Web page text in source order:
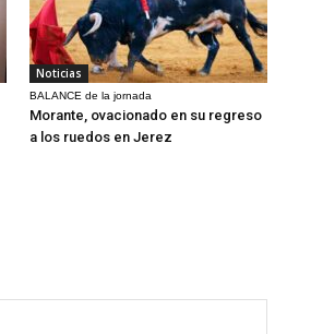
Noticias
BALANCE de la jornada
Morante, ovacionado en su regreso
a los ruedos en Jerez